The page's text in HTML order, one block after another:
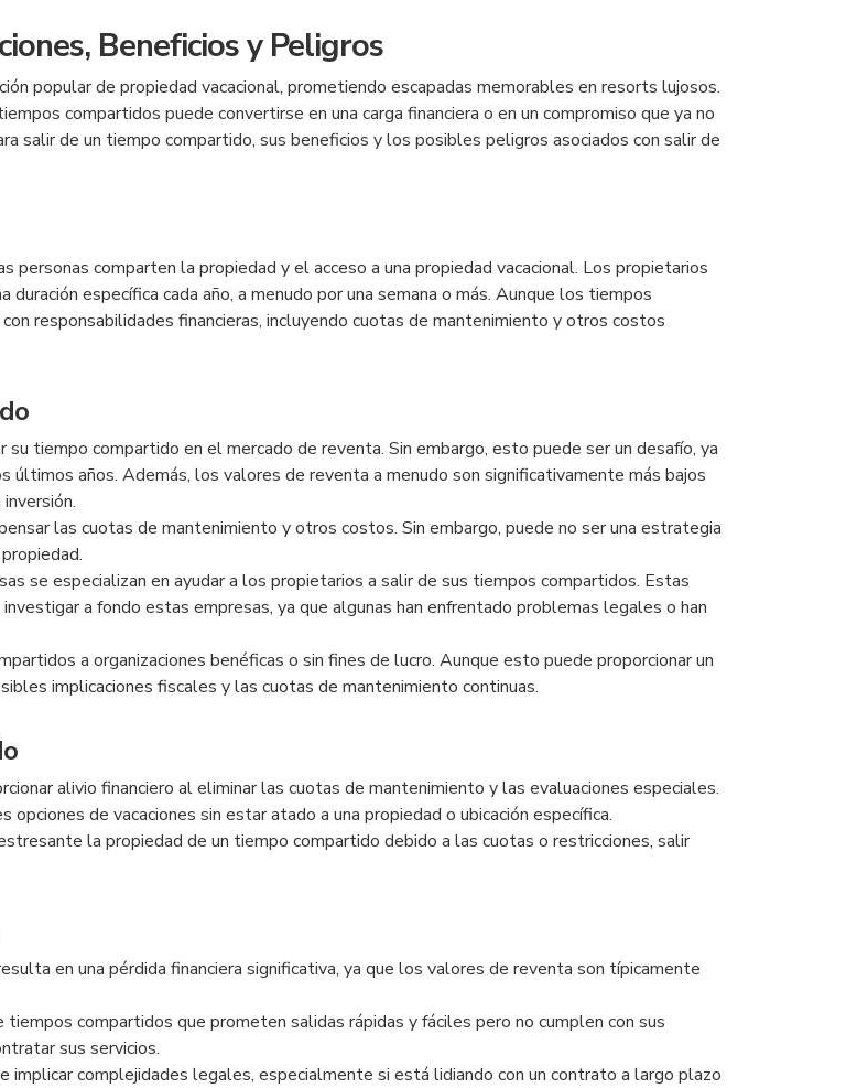
Beneficios y Peligros
popular de propiedad vacacional, prometiendo escapadas memorables en resorts lujosos.
compartidos puede convertirse en una carga financiera o en un compromiso que ya no
salir de un tiempo compartido, sus beneficios y los posibles peligros asociados con salir de
comparten la propiedad y el acceso a una propiedad vacacional. Los propietarios
específica cada año, a menudo por una semana o más. Aunque los tiempos
responsabilidades financieras, incluyendo cuotas de mantenimiento y otros costos
tiempo compartido en el mercado de reventa. Sin embargo, esto puede ser un desafío, ya
últimos años. Además, los valores de reventa a menudo son significativamente más bajos
las cuotas de mantenimiento y otros costos. Sin embargo, puede no ser una estrategia
se especializan en ayudar a los propietarios a salir de sus tiempos compartidos. Estas
a fondo estas empresas, ya que algunas han enfrentado problemas legales o han
a organizaciones benéficas o sin fines de lucro. Aunque esto puede proporcionar un
implicaciones fiscales y las cuotas de mantenimiento continuas.
alivio financiero al eliminar las cuotas de mantenimiento y las evaluaciones especiales.
de vacaciones sin estar atado a una propiedad o ubicación específica.
la propiedad de un tiempo compartido debido a las cuotas o restricciones, salir
en una pérdida financiera significativa, ya que los valores de reventa son típicamente
compartidos que prometen salidas rápidas y fáciles pero no cumplen con sus
sus servicios.
complejidades legales, especialmente si está lidiando con un contrato a largo plazo